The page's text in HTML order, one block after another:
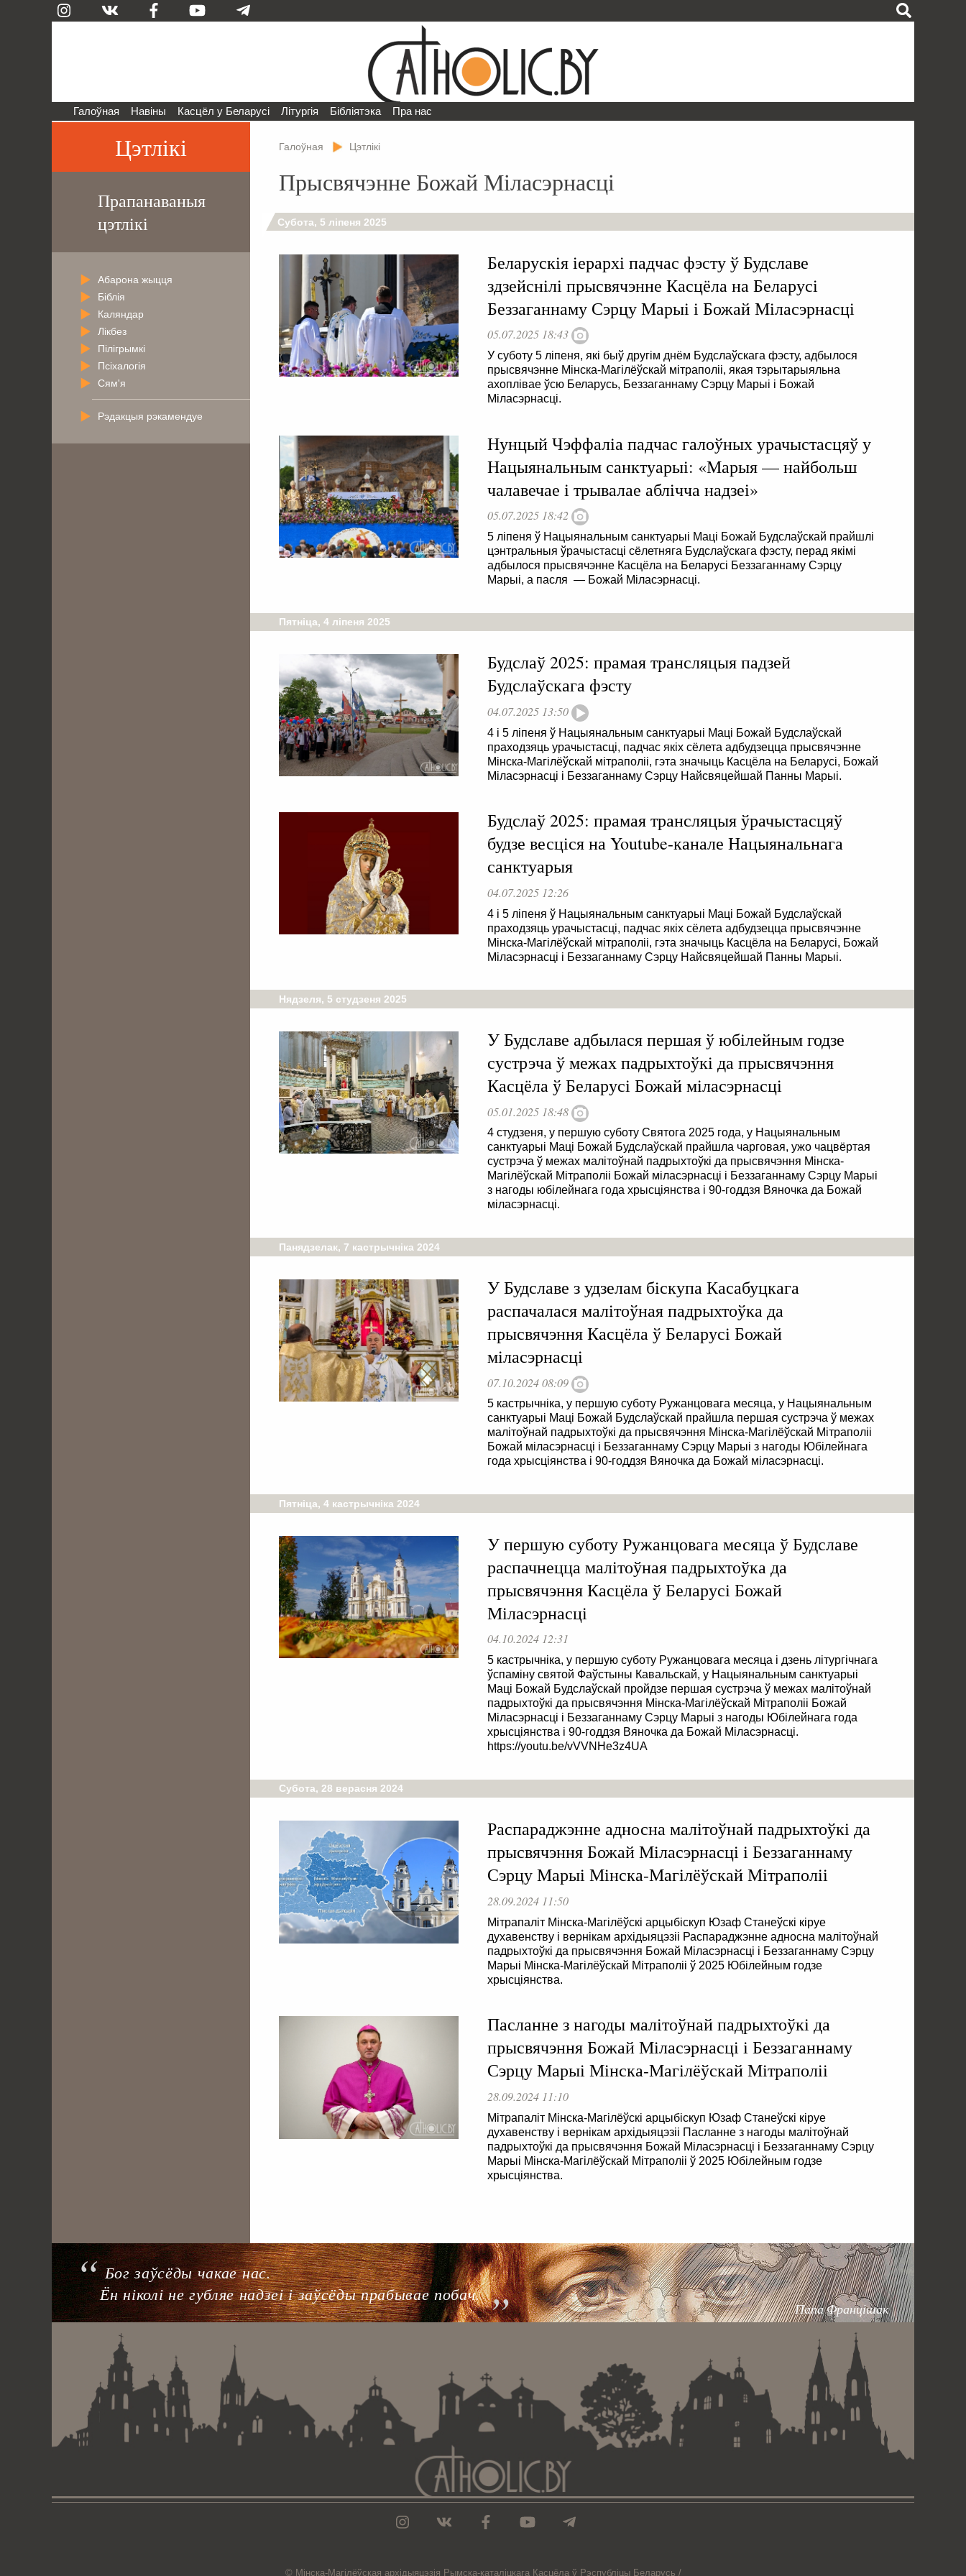
Галоўная Навіны Касцёл у Беларусі Літургія Бібліятэка Пра нас
Галоўная Цэтлікі
Прысвячэнне Божай Міласэрнасці
Субота, 5 ліпеня 2025
Беларускія іерархі падчас фэсту ў Будславе
здзейснілі прысвячэнне Касцёла на Беларусі
Беззаганнаму Сэрцу Марыі і Божай Міласэрнасці
05.07.2025 18:43
У суботу 5 ліпеня, які быў другім днём Будслаўскага фэсту, адбылося
прысвячэнне Мінска-Магілёўскай мітраполіі, якая тэрытарыяльна
ахоплівае ўсю Беларусь, Беззаганнаму Сэрцу Марыі і Божай
Міласэрнасці.
Нунцый Чэффаліа падчас галоўных урачыстасцяў у
Нацыянальным санктуарыі: «Марыя — найбольш
чалавечае і трывалае аблічча надзеі»
05.07.2025 18:42
5 ліпеня ў Нацыянальным санктуарыі Маці Божай Будслаўскай прайшлі
цэнтральныя ўрачыстасці сёлетняга Будслаўскага фэсту, перад якімі
адбылося прысвячэнне Касцёла на Беларусі Беззаганнаму Сэрцу
Марыі, а пасля — Божай Міласэрнасці.
Пятніца, 4 ліпеня 2025
Будслаў 2025: прамая трансляцыя падзей
Будслаўскага фэсту
04.07.2025 13:50
4 і 5 ліпеня ў Нацыянальным санктуарыі Маці Божай Будслаўскай
праходзяць урачыстасці, падчас якіх сёлета адбудзецца прысвячэнне
Мінска-Магілёўскай мітраполіі, гэта значыць Касцёла на Беларусі, Божай
Міласэрнасці і Беззаганнаму Сэрцу Найсвяцейшай Панны Марыі.
Будслаў 2025: прамая трансляцыя ўрачыстасцяў
будзе весціся на Youtube-канале Нацыянальнага
санктуарыя
04.07.2025 12:26
4 і 5 ліпеня ў Нацыянальным санктуарыі Маці Божай Будслаўскай
праходзяць урачыстасці, падчас якіх сёлета адбудзецца прысвячэнне
Мінска-Магілёўскай мітраполіі, гэта значыць Касцёла на Беларусі, Божай
Міласэрнасці і Беззаганнаму Сэрцу Найсвяцейшай Панны Марыі.
Нядзеля, 5 студзеня 2025
У Будславе адбылася першая ў юбілейным годзе
сустрэча ў межах падрыхтоўкі да прысвячэння
Касцёла ў Беларусі Божай міласэрнасці
05.01.2025 18:48
4 студзеня, у першую суботу Святога 2025 года, у Нацыянальным
санктуарыі Маці Божай Будслаўскай прайшла чарговая, ужо чацвёртая
сустрэча ў межах малітоўнай падрыхтоўкі да прысвячэння Мінска-
Магілёўскай Мітраполіі Божай міласэрнасці і Беззаганнаму Сэрцу Марыі
з нагоды юбілейнага года хрысціянства і 90-годдзя Вяночка да Божай
міласэрнасці.
Панядзелак, 7 кастрычніка 2024
У Будславе з удзелам біскупа Касабуцкага
распачалася малітоўная падрыхтоўка да
прысвячэння Касцёла ў Беларусі Божай
міласэрнасці
07.10.2024 08:09
5 кастрычніка, у першую суботу Ружанцовага месяца, у Нацыянальным
санктуарыі Маці Божай Будслаўскай прайшла першая сустрэча ў межах
малітоўнай падрыхтоўкі да прысвячэння Мінска-Магілёўскай Мітраполіі
Божай міласэрнасці і Беззаганнаму Сэрцу Марыі з нагоды Юбілейнага
года хрысціянства і 90-годдзя Вяночка да Божай міласэрнасці.
Пятніца, 4 кастрычніка 2024
У першую суботу Ружанцовага месяца ў Будславе
распачнецца малітоўная падрыхтоўка да
прысвячэння Касцёла ў Беларусі Божай
Міласэрнасці
04.10.2024 12:31
5 кастрычніка, у першую суботу Ружанцовага месяца і дзень літургічнага
ўспаміну святой Фаўстыны Кавальскай, у Нацыянальным санктуарыі
Маці Божай Будслаўскай пройдзе першая сустрэча ў межах малітоўнай
падрыхтоўкі да прысвячэння Мінска-Магілёўскай Мітраполіі Божай
Міласэрнасці і Беззаганнаму Сэрцу Марыі з нагоды Юбілейнага года
хрысціянства і 90-годдзя Вяночка да Божай Міласэрнасці.
https://youtu.be/vVVNHe3z4UA
Субота, 28 верасня 2024
Распараджэнне адносна малітоўнай падрыхтоўкі да
прысвячэння Божай Міласэрнасці і Беззаганнаму
Сэрцу Марыі Мінска-Магілёўскай Мітраполіі
28.09.2024 11:50
Мітрапаліт Мінска-Магілёўскі арцыбіскуп Юзаф Станеўскі кіруе
духавенству і вернікам архідыяцэзіі Распараджэнне адносна малітоўнай
падрыхтоўкі да прысвячэння Божай Міласэрнасці і Беззаганнаму Сэрцу
Марыі Мінска-Магілёўскай Мітраполіі ў 2025 Юбілейным годзе
хрысціянства.
Пасланне з нагоды малітоўнай падрыхтоўкі да
прысвячэння Божай Міласэрнасці і Беззаганнаму
Сэрцу Марыі Мінска-Магілёўскай Мітраполіі
28.09.2024 11:10
Мітрапаліт Мінска-Магілёўскі арцыбіскуп Юзаф Станеўскі кіруе
духавенству і вернікам архідыяцэзіі Пасланне з нагоды малітоўнай
падрыхтоўкі да прысвячэння Божай Міласэрнасці і Беззаганнаму Сэрцу
Марыі Мінска-Магілёўскай Мітраполіі ў 2025 Юбілейным годзе
хрысціянства.
Цэтлікі
Прапанаваныя
цэтлікі
Абарона жыцця
Біблія
Каляндар
Лікбез
Пілігрымкі
Псіхалогія
Сям'я
Рэдакцыя рэкамендуе
Папа Францішак
Бог заўсёды чакае нас.
Ён ніколі не губляе надзеі і заўсёды прабывае побач.
© Мiнска-Магiлёўская архiдыяцэзiя Рымска-каталіцкага Касцёла ў Рэспубліцы Беларусь /